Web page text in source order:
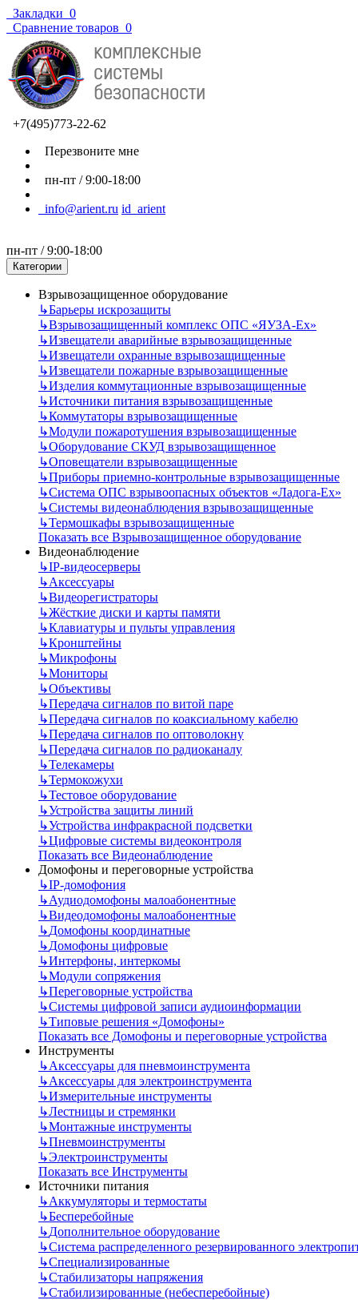
Закладки 0
Сравнение товаров 0
+7(495)773-22-62
Перезвоните мне
пн-пт / 9:00-18:00
info@arient.ru id_arient
пн-пт / 9:00-18:00
Категории
Взрывозащищенное оборудование
↳Барьеры искрозащиты
↳Взрывозащищенный комплекс ОПС «ЯУЗА-Ех»
↳Извещатели аварийные взрывозащищенные
↳Извещатели охранные взрывозащищенные
↳Извещатели пожарные взрывозащищенные
↳Изделия коммутационные взрывозащищенные
↳Источники питания взрывозащищенные
↳Коммутаторы взрывозащищенные
↳Модули пожаротушения взрывозащищенные
↳Оборудование СКУД взрывозащищенное
↳Оповещатели взрывозащищенные
↳Приборы приемно-контрольные взрывозащищенные
↳Система ОПС взрывоопасных объектов «Ладога-Ex»
↳Системы видеонаблюдения взрывозащищенные
↳Термошкафы взрывозащищенные
Показать все Взрывозащищенное оборудование
Видеонаблюдение
↳IP-видеосерверы
↳Аксессуары
↳Видеорегистраторы
↳Жёсткие диски и карты памяти
↳Клавиатуры и пульты управления
↳Кронштейны
↳Микрофоны
↳Мониторы
↳Объективы
↳Передача сигналов по витой паре
↳Передача сигналов по коаксиальному кабелю
↳Передача сигналов по оптоволокну
↳Передача сигналов по радиоканалу
↳Телекамеры
↳Термокожухи
↳Тестовое оборудование
↳Устройства защиты линий
↳Устройства инфракрасной подсветки
↳Цифровые системы видеоконтроля
Показать все Видеонаблюдение
Домофоны и переговорные устройства
↳IP-домофония
↳Аудиодомофоны малоабонентные
↳Видеодомофоны малоабонентные
↳Домофоны координатные
↳Домофоны цифровые
↳Интерфоны, интеркомы
↳Модули сопряжения
↳Переговорные устройства
↳Системы цифровой записи аудиоинформации
↳Типовые решения «Домофоны»
Показать все Домофоны и переговорные устройства
Инструменты
↳Аксессуары для пневмоинструмента
↳Аксессуары для электроинструмента
↳Измерительные инструменты
↳Лестницы и стремянки
↳Монтажные инструменты
↳Пневмоинструменты
↳Электроинструменты
Показать все Инструменты
Источники питания
↳Аккумуляторы и термостаты
↳Бесперебойные
↳Дополнительное оборудование
↳Система распределенного резервированного
↳Специализированные
↳Стабилизаторы напряжения
↳Стабилизированные (небесперебойные)